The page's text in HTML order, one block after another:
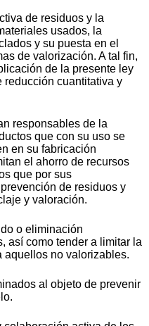
de residuos y la
usados, la
y su puesta en el
de valorización. A tal fin,
de la presente ley
reducción cuantitativa y
responsables de la
que con su uso se
en su fabricación
el ahorro de recursos
que por sus
de residuos y
y valoración.
o eliminación
así como tender a limitar la
aquellos no valorizables.
al objeto de prevenir